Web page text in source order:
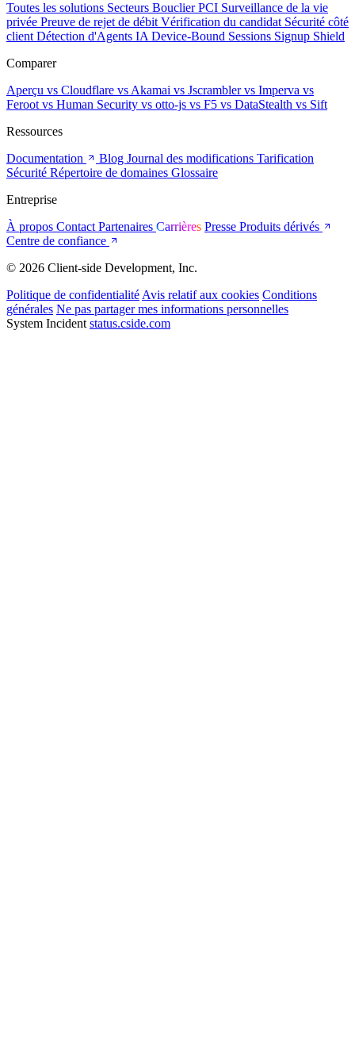
Toutes les solutions Secteurs Bouclier PCI Surveillance de la vie
privée Preuve de rejet de débit Vérification du candidat Sécurité côté
client Détection d'Agents IA Device-Bound Sessions Signup Shield
Comparer
Aperçu vs Cloudflare vs Akamai vs Jscramblervs Imperva vs
Feroot vs Human Security vs otto-js vs F5 vs DataStealth vs Sift
Ressources
Documentation
Blog Journal des modifications Tarification
Sécurité Répertoire de domaines Glossaire
Entreprise
À propos Contact Partenaires Carrières Presse Produits dérivés
Centre de confiance
© 2026 Client-side Development, Inc.
Politique de confidentialité Avis relatif aux cookies Conditions
générales Ne pas partager mes informations personnelles
System Incident status.cside.com